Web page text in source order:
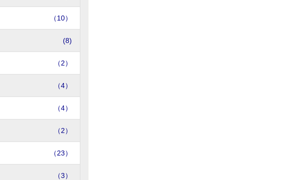
（10）
(8)
（2）
（4）
（4）
（2）
（23）
（3）